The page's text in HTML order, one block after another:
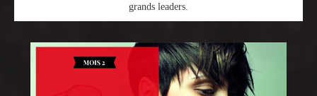
grands leaders.